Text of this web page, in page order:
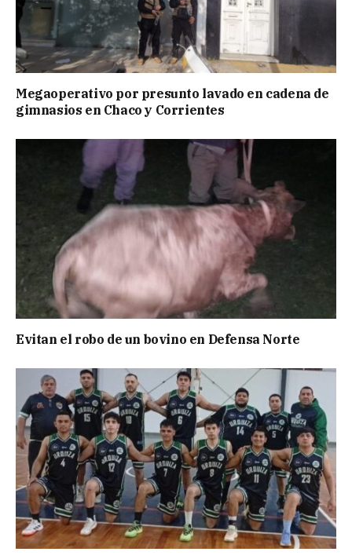
Megaoperativo por presunto lavado en cadena de
gimnasios en Chaco y Corrientes
Evitan el robo de un bovino en Defensa Norte